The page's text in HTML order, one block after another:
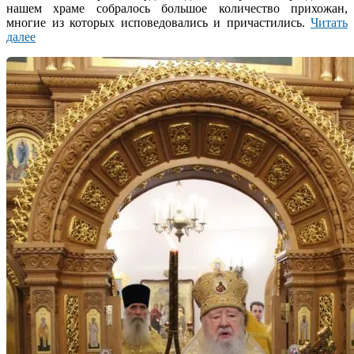
нашем храме собралось большое количество прихожан,
многие из которых исповедовались и причастились. Читать
далее